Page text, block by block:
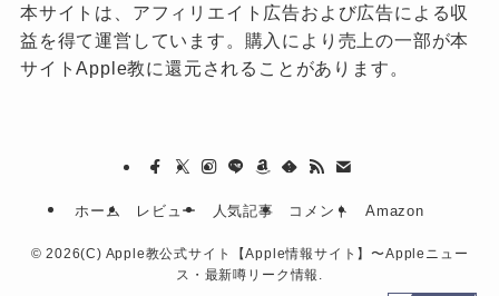
本サイトは、アフィリエイト広告および広告による収
益を得て運営しています。購入により売上の一部が本
サイトApple教に還元されることがあります。
ホーム レビュー 人気記事 コメント Amazon
© 2026(C) Apple教公式サイト【Apple情報サイト】〜Appleニュー
ス・最新噂リーク情報.